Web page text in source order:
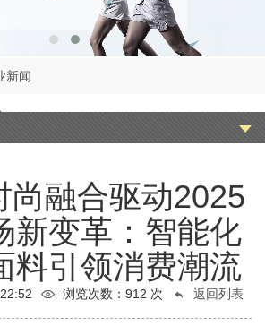
新闻
尚融合驱动2025
新变革：智能化
料引领消费潮流
浏览次数： 912 次 返回列表